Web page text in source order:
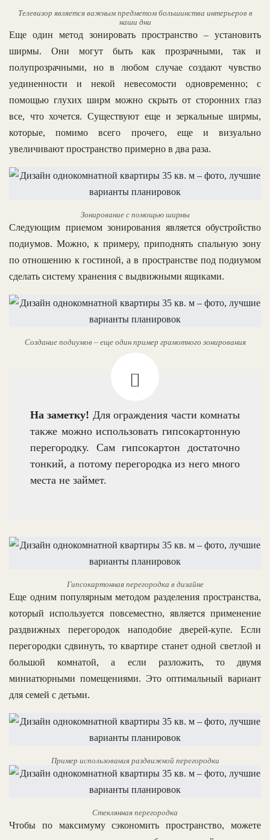
Телевизор является важным предметом большинства интерьеров в
наши дни
Еще один метод зонировать пространство – установить
ширмы. Они могут быть как прозрачными, так и
полупрозрачными, но в любом случае создают чувство
уединенности и некой невесомости одновременно; с
помощью глухих ширм можно скрыть от сторонних глаз
все, что хочется. Существуют еще и зеркальные ширмы,
которые, помимо всего прочего, еще и визуально
увеличивают пространство примерно в два раза.
Зонирование с помощью ширмы
Следующим приемом зонирования является обустройство
подиумов. Можно, к примеру, приподнять спальную зону
по отношению к гостиной, а в пространстве под подиумом
сделать систему хранения с выдвижными ящиками.
Создание подиумов – еще один пример грамотного зонирования
На заметку! Для ограждения части комнаты
также можно использовать гипсокартонную
перегородку. Сам гипсокартон достаточно
тонкий, а потому перегородка из него много
места не займет.
Гипсокартонная перегородка в дизайне
Еще одним популярным методом разделения пространства,
который используется повсеместно, является применение
раздвижных перегородок наподобие дверей-купе. Если
перегородки сдвинуть, то квартире станет одной светлой и
большой комнатой, а если разложить, то двумя
миниатюрными помещениями. Это оптимальный вариант
для семей с детьми.
Пример использования раздвижной перегородки
Стеклянная перегородка
Чтобы по максимуму сэкономить пространство, можете